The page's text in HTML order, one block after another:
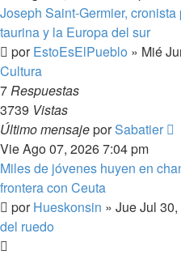
Joseph Saint-Germier,
taurina y la Europa del sur
porEstoEsElPueblo » Mié
Cultura
7Respuestas
3739 Vistas
Último mensajeporSabatier
Vie Ago 07, 2026 7:04 pm
Miles de jóvenes huyen en
frontera con Ceuta
porHueskonsin » Jue Jul
del ruedo